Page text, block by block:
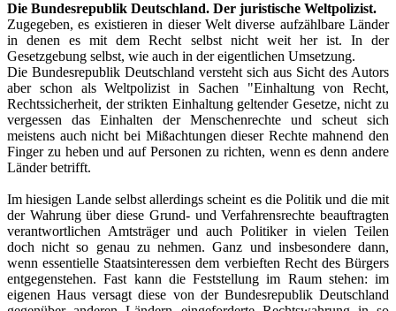
Die Bundesrepublik Deutschland. Der juristische Weltpolizist.
Zugegeben, es existieren in dieser Welt diverse aufzählbare Länder
in denen es mit dem Recht selbst nicht weit her ist. In der
Gesetzgebung selbst, wie auch in der eigentlichen Umsetzung.
Die Bundesrepublik Deutschland versteht sich aus Sicht des Autors
aber schon als Weltpolizist in Sachen "Einhaltung von Recht,
Rechtssicherheit, der strikten Einhaltung geltender Gesetze, nicht zu
vergessen das Einhalten der Menschenrechte und scheut sich
meistens auch nicht bei Mißachtungen dieser Rechte mahnend den
Finger zu heben und auf Personen zu richten, wenn es denn andere
Länder betrifft.
Im hiesigen Lande selbst allerdings scheint es die Politik und die mit
der Wahrung über diese Grund- und Verfahrensrechte beauftragten
verantwortlichen Amtsträger und auch Politiker in vielen Teilen
doch nicht so genau zu nehmen. Ganz und insbesondere dann,
wenn essentielle Staatsinteressen dem verbieften Recht des Bürgers
entgegenstehen. Fast kann die Feststellung im Raum stehen: im
eigenen Haus versagt diese von der Bundesrepublik Deutschland